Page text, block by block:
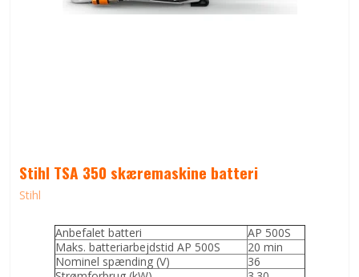
Stihl TSA 350 skæremaskine batteri
Stihl
Anbefalet batteri
AP 500S
Maks. batteriarbejdstid AP 500S
20 min
Nominel spænding (V)
36